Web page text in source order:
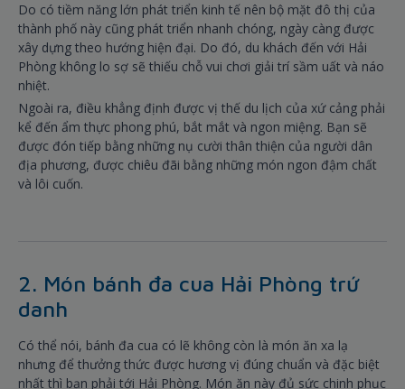
Do có tiềm năng lớn phát triển kinh tế nên bộ mặt đô thị của
thành phố này cũng phát triển nhanh chóng, ngày càng được
xây dựng theo hướng hiện đại. Do đó, du khách đến với Hải
Phòng không lo sợ sẽ thiếu chỗ vui chơi giải trí sầm uất và náo
nhiệt.
Ngoài ra, điều khẳng định được vị thế du lịch của xứ cảng phải
kể đến ẩm thực phong phú, bắt mắt và ngon miệng. Bạn sẽ
được đón tiếp bằng những nụ cười thân thiện của người dân
địa phương, được chiêu đãi bằng những món ngon đậm chất
và lôi cuốn.
2. Món bánh đa cua Hải Phòng trứ
danh
Có thể nói, bánh đa cua có lẽ không còn là món ăn xa lạ
nhưng để thưởng thức được hương vị đúng chuẩn và đặc biệt
nhất thì bạn phải tới Hải Phòng. Món ăn này đủ sức chinh phục